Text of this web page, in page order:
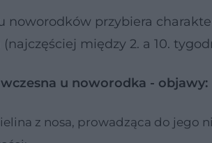
noworodków przybiera
(najczęściej między 2. a 10.
u noworodka - objawy:
z nosa, prowadząca do jego